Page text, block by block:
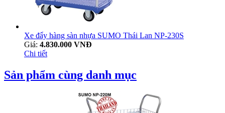
Xe đẩy hàng sàn nhựa SUMO Thái Lan NP-230S
Giá: 4.830.000 VNĐ
Chi tiết
Sản phẩm cùng danh mục